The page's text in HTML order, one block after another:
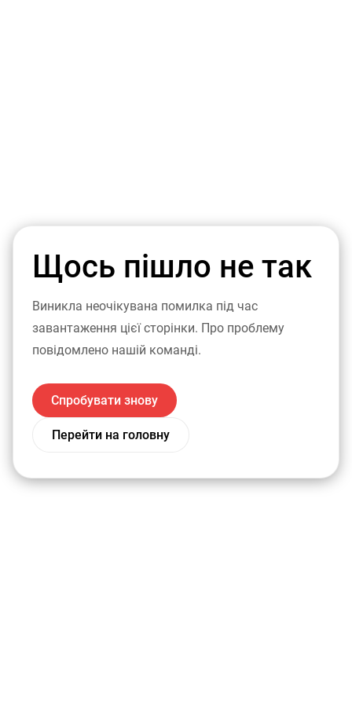
Щось пішло не так
Виникла неочікувана помилка під час
завантаження цієї сторінки. Про проблему
повідомлено нашій команді.
Спробувати знову
Перейти на головну